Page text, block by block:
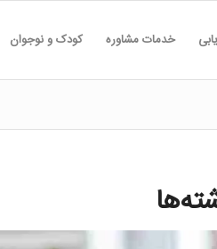
خدمات مشاوره کودک و نوجوان